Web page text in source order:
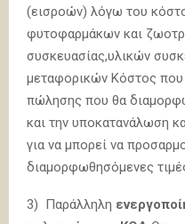
(εισροών) λόγω του
φυτοφαρμάκων και
συσκευασίας,υλικών
μεταφορικών Κόστος που
πώλησης που θα
και την υποκατανάλωση
για να μπορεί να
διαμορφωθησόμενες
3) Παράλληλη